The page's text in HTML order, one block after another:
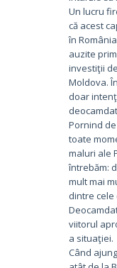
Un lucru
că acest
în
auzite
investiţii
Moldova.
doar
Pornind
toate
maluri ale
întrebăm:
mult mai
dintre cele
viitorul
a situaţiei.
Când